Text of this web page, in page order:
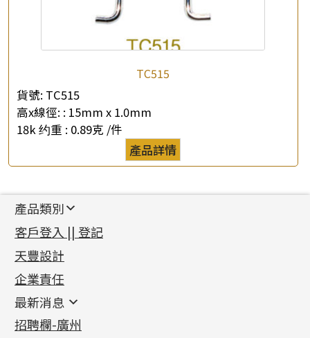
TC515
貨號: TC515
高x線徑: : 15mm x 1.0mm
18k 约重 : 0.89克 /件
產品詳情
產品類別
新產品
足金系列
足金配件
機織鏈系列
珠仔鏈
镶口链
管狀網鏈
十字車花鏈系列
首飾配件
耳環類配件
卷迫系列
螺絲迫系列
鏈類配件
動感車花吊墜
其他類配件
鑲口類
四爪頭系列
六爪頭系列
首飾系列
手镯系列
貴金屬原料
客戶登入 || 登記
天豐設計
企業責任
最新消息
最新消息
招聘欄-廣州